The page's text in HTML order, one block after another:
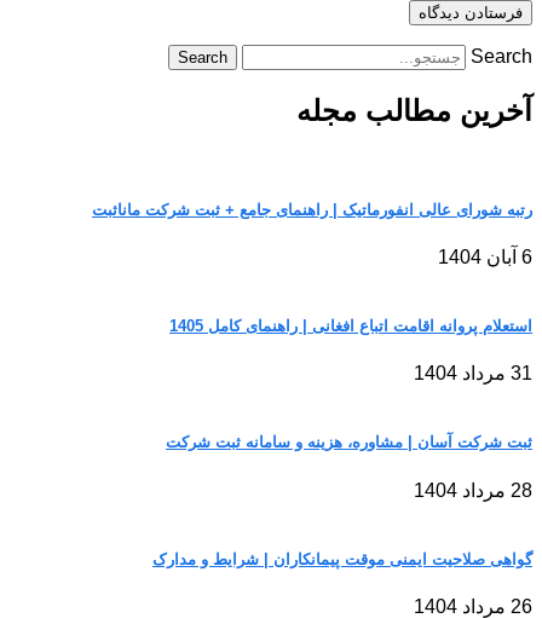
Search
Search
آخرین مطالب مجله
رتبه شورای عالی انفورماتیک | راهنمای جامع + ثبت شرکت مانا‌ثبت
6 آبان 1404
استعلام پروانه اقامت اتباع افغانی | راهنمای کامل 1405
31 مرداد 1404
ثبت شرکت آسان | مشاوره، هزینه و سامانه ثبت شرکت
28 مرداد 1404
گواهی صلاحیت ایمنی موقت پیمانکاران | شرایط و مدارک
26 مرداد 1404